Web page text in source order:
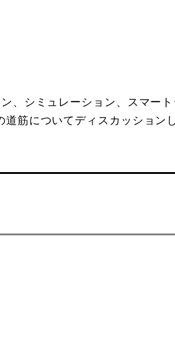
、シミュレーション、スマー
道筋についてディスカッション